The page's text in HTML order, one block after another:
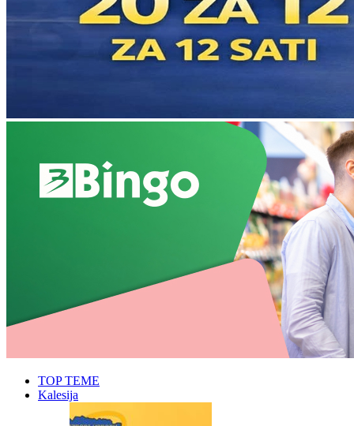
TOP TEME
Kalesija